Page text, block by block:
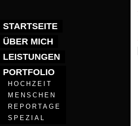
STARTSEITE
ÜBER MICH
LEISTUNGEN
PORTFOLIO
HOCHZEIT
MENSCHEN
REPORTAGE
SPEZIAL